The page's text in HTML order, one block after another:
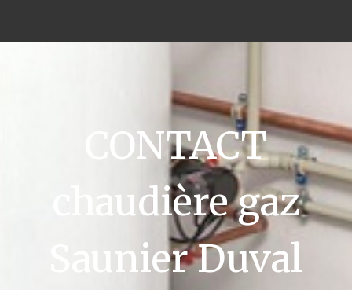
CONTACT
chaudière gaz
Saunier Duval